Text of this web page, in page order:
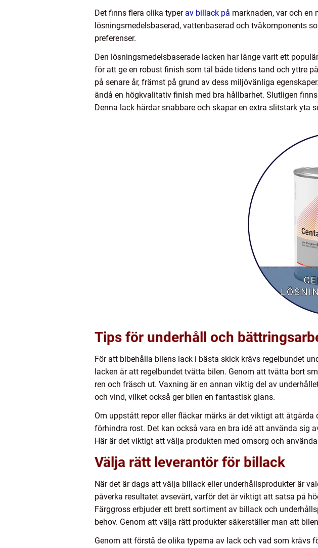
Det finns flera olika typer av billack på marknaden, var och en
lösningsmedelsbaserad, vattenbaserad och tvåkomponents
preferenser.
Den lösningsmedelsbaserade lacken har länge varit ett
för att ge en robust finish som tål både tidens tand och yttre
på senare år, främst på grund av dess miljövänliga
ändå en högkvalitativ finish med bra hållbarhet. Slutligen
Denna lack härdar snabbare och skapar en extra slitstark yta
Tips för underhåll och
För att bibehålla bilens lack i bästa skick krävs regelbundet
lacken är att regelbundet tvätta bilen. Genom att tvätta bort
ren och fräsch ut. Vaxning är en annan viktig del av
och vind, vilket också ger bilen en fantastisk glans.
Om uppstått repor eller fläckar märks är det viktigt att
förhindra rost. Det kan också vara en bra idé att använda sig
Här är det viktigt att välja produkten med omsorg och
Välja rätt leverantör för billack
När det är dags att välja billack eller underhållsprodukter är
påverka resultatet avsevärt, varför det är viktigt att satsa på
Färggross erbjuder ett brett sortiment av billack och
behov. Genom att välja rätt produkter säkerställer man att
Genom att förstå de olika typerna av lack och vad som krävs